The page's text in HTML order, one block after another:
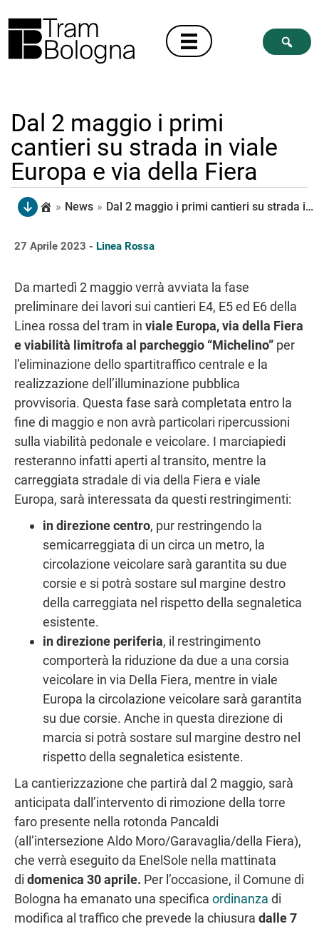
Dal 2 maggio i primi
cantieri su strada in viale
Europa e via della Fiera
» News » Dal 2 maggio i primi cantieri su strada in viale Europa e via della Fiera
27 Aprile 2023 - Linea Rossa
Da martedì 2 maggio verrà avviata la fase
preliminare dei lavori sui cantieri E4, E5 ed E6 della
Linea rossa del tram in viale Europa, via della Fiera
e viabilità limitrofa al parcheggio “Michelino” per
l’eliminazione dello spartitraffico centrale e la
realizzazione dell’illuminazione pubblica
provvisoria. Questa fase sarà completata entro la
fine di maggio e non avrà particolari ripercussioni
sulla viabilità pedonale e veicolare. I marciapiedi
resteranno infatti aperti al transito, mentre la
carreggiata stradale di via della Fiera e viale
Europa, sarà interessata da questi restringimenti:
in direzione centro, pur restringendo la
semicarreggiata di un circa un metro, la
circolazione veicolare sarà garantita su due
corsie e si potrà sostare sul margine destro
della carreggiata nel rispetto della segnaletica
esistente.
in direzione periferia, il restringimento
comporterà la riduzione da due a una corsia
veicolare in via Della Fiera, mentre in viale
Europa la circolazione veicolare sarà garantita
su due corsie. Anche in questa direzione di
marcia si potrà sostare sul margine destro nel
rispetto della segnaletica esistente.
La cantierizzazione che partirà dal 2 maggio, sarà
anticipata dall’intervento di rimozione della torre
faro presente nella rotonda Pancaldi
(all’intersezione Aldo Moro/Garavaglia/della Fiera),
che verrà eseguito da EnelSole nella mattinata
di domenica 30 aprile. Per l’occasione, il Comune di
Bologna ha emanato una specifica ordinanza di
modifica al traffico che prevede la chiusura dalle 7